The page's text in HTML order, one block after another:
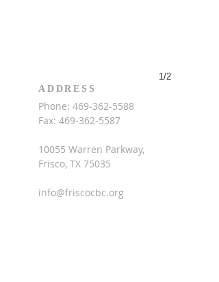
1/2
ADDRESS
Phone: 469-362-5588
Fax: 469-362-5587
10055 Warren Parkway,
Frisco, TX 75035
info@friscocbc.org